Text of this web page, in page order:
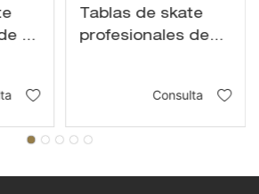
2
Tablas de skate
profesionales de
colores variados
Consulta